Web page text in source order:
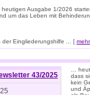
heutigen Ausgabe 1/2026
um das Leben mit
der Eingliederungshilfe ... [ mehr
43/2025
…
dass
kein
und